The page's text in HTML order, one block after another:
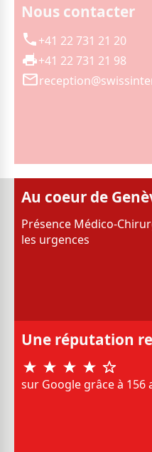
Nous contacter
+41 22 731 21 20
+41 22 731 21 98
Au coeur de
Présence Médico-
les urgences
Une réputation
sur Google grâce à 156